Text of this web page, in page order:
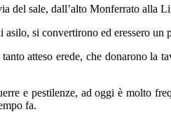
del sale, dall’alto Monferrato alla
si convertirono ed eressero un
atteso erede, che donarono la
e pestilenze, ad oggi è molto
fa.